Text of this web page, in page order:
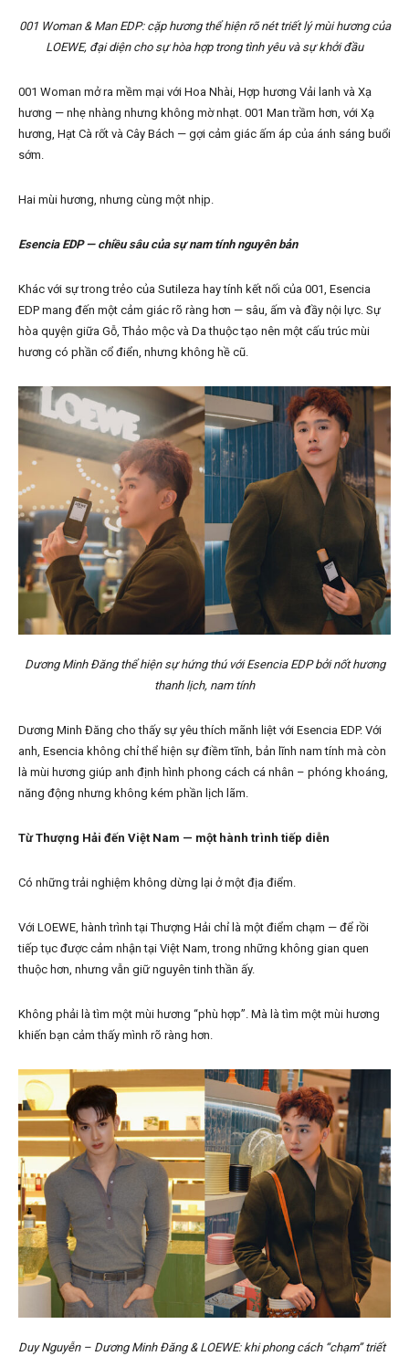
001 Woman & Man EDP: cặp hương thể hiện rõ nét triết lý mùi hương của
LOEWE, đại diện cho sự hòa hợp trong tình yêu và sự khởi đầu
001 Woman mở ra mềm mại với Hoa Nhài, Hợp hương Vải lanh và Xạ
hương — nhẹ nhàng nhưng không mờ nhạt. 001 Man trầm hơn, với Xạ
hương, Hạt Cà rốt và Cây Bách — gợi cảm giác ấm áp của ánh sáng buổi
sớm.
Hai mùi hương, nhưng cùng một nhịp.
Esencia EDP — chiều sâu của sự nam tính nguyên bản
Khác với sự trong trẻo của Sutileza hay tính kết nối của 001, Esencia
EDP mang đến một cảm giác rõ ràng hơn — sâu, ấm và đầy nội lực. Sự
hòa quyện giữa Gỗ, Thảo mộc và Da thuộc tạo nên một cấu trúc mùi
hương có phần cổ điển, nhưng không hề cũ.
Dương Minh Đăng thể hiện sự hứng thú với Esencia EDP bởi nốt hương
thanh lịch, nam tính
Dương Minh Đăng cho thấy sự yêu thích mãnh liệt với Esencia EDP. Với
anh, Esencia không chỉ thể hiện sự điềm tĩnh, bản lĩnh nam tính mà còn
là mùi hương giúp anh định hình phong cách cá nhân – phóng khoáng,
năng động nhưng không kém phần lịch lãm.
Từ Thượng Hải đến Việt Nam — một hành trình tiếp diễn
Có những trải nghiệm không dừng lại ở một địa điểm.
Với LOEWE, hành trình tại Thượng Hải chỉ là một điểm chạm — để rồi
tiếp tục được cảm nhận tại Việt Nam, trong những không gian quen
thuộc hơn, nhưng vẫn giữ nguyên tinh thần ấy.
Không phải là tìm một mùi hương “phù hợp”. Mà là tìm một mùi hương
khiến bạn cảm thấy mình rõ ràng hơn.
Duy Nguyễn – Dương Minh Đăng & LOEWE: khi phong cách “chạm” triết